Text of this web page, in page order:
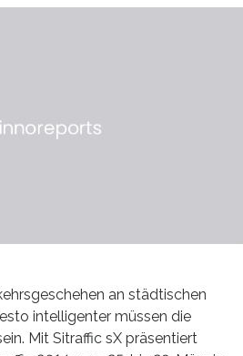
an städtischen
intelligenter müssen die
Mit Sitraffic sX präsentiert